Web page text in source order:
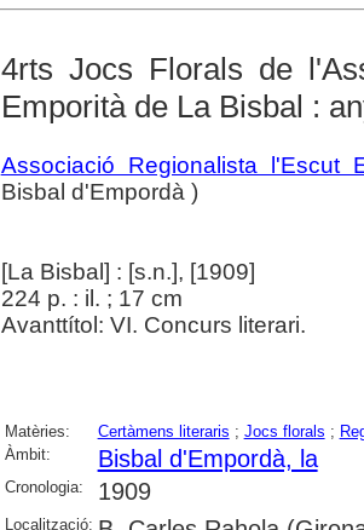
4rts Jocs Florals de
Emporità de La Bisbal :
Associació Regionalista l'Escut
Bisbal d'Empordà )
[La Bisbal] : [s.n.], [1909]
224 p. : il. ; 17 cm
Avanttítol: VI. Concurs literari.
Matèries: Certàmens literaris ; Jocs florals ;
Àmbit:
Bisbal d'Empordà, la
Cronologia: 1909
Localització: